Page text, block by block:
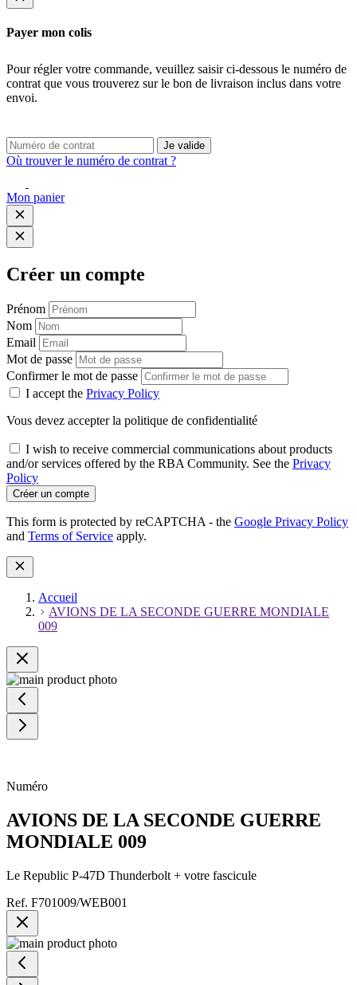
Payer mon colis
Pour régler votre commande, veuillez saisir ci-dessous le numéro de
contrat que vous trouverez sur le bon de livraison inclus dans votre
envoi.
Je valide
Où trouver le numéro de contrat ?
Mon panier
Créer un compte
Prénom
Nom
Email
Mot de passe
Confirmer le mot de passe
I accept the Privacy Policy
Vous devez accepter la politique de confidentialité
I wish to receive commercial communications about products
and/or services offered by the RBA Community. See the Privacy
Policy
Créer un compte
This form is protected by reCAPTCHA - the Google Privacy Policy
and Terms of Service apply.
Accueil
AVIONS DE LA SECONDE GUERRE MONDIALE
009
Numéro
AVIONS DE LA SECONDE GUERRE
MONDIALE 009
Le Republic P-47D Thunderbolt + votre fascicule
Ref. F701009/WEB001